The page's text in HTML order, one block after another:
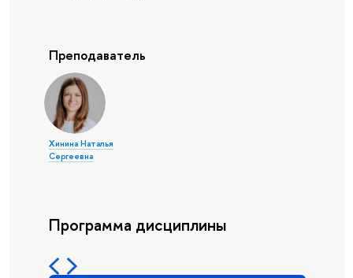
Преподаватель
Хинина Наталья
Сергеевна
Программа дисциплины